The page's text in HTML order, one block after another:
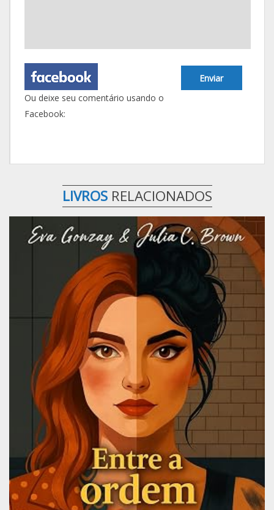
Enviar
Ou deixe seu comentário usando o
Facebook:
LIVROS RELACIONADOS